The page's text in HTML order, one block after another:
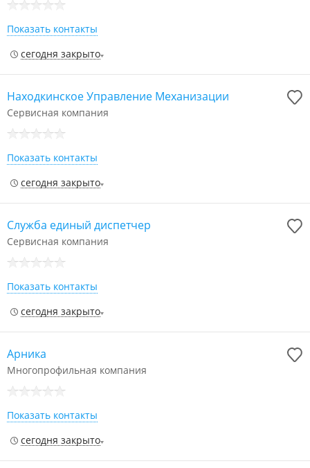
Показать контакты
сегодня закрыто
Находкинское Управление Механизации
Сервисная компания
Показать контакты
сегодня закрыто
Служба единый диспетчер
Сервисная компания
Показать контакты
сегодня закрыто
Арника
Многопрофильная компания
Показать контакты
сегодня закрыто